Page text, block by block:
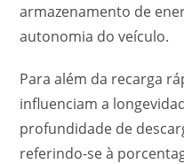
armazenamento de
autonomia do veículo.
Para além da recarga
influenciam a
profundidade de
referindo-se à